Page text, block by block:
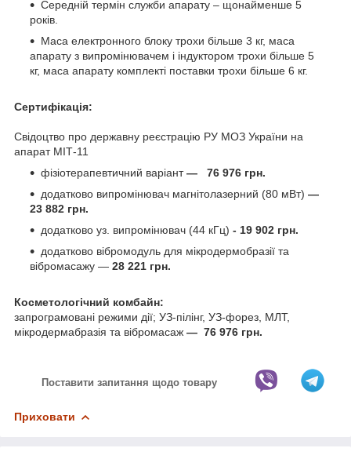
Середній термін служби апарату – щонайменше 5
років.
Маса електронного блоку трохи більше 3 кг, маса
апарату з випромінювачем і індуктором трохи більше 5
кг, маса апарату комплекті поставки трохи більше 6 кг.
Сертифікація:
Свідоцтво про державну реєстрацію РУ МОЗ України на
апарат МІТ-11
фізіотерапевтичний варіант― 76 976 грн.
додатково випромінювач магнітолазерний (80 мВт) ―
23 882 грн.
додатково уз. випромінювач (44 кГц) - 19 902 грн.
додатково вібромодуль для мікродермобразії та
вібромасажу ― 28 221 грн.
Косметологічний комбайн:
запрограмовані режими дії; УЗ-пілінг, УЗ-форез, МЛТ,
мікродермабразія та вібромасаж ― 76 976 грн.
Поставити запитання щодо товару
Приховати